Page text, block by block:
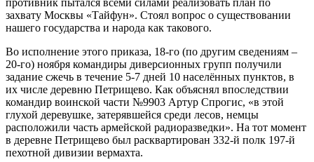
противник пытался всеми силами реализовать план по
захвату Москвы «Тайфун». Стоял вопрос о существовании
нашего государства и народа как такового.
Во исполнение этого приказа, 18-го (по другим сведениям –
20-го) ноября командиры диверсионных групп получили
задание сжечь в течение 5-7 дней 10 населённых пунктов, в
их числе деревню Петрищево. Как объяснял впоследствии
командир воинской части №9903 Артур Спрогис, «в этой
глухой деревушке, затерявшейся среди лесов, немцы
расположили часть армейской радиоразведки». На тот момент
в деревне Петрищево был расквартирован 332-й полк 197-й
пехотной дивизии вермахта.